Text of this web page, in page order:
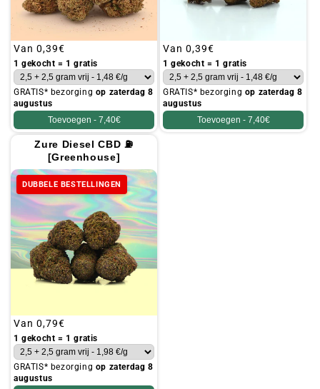
Gebruikelijke
prijs
Van 0,39€
1 gekocht = 1 gratis
GRATIS* bezorging op zaterdag 8
augustus
Toevoegen - 7,40€
Gebruikelijke
prijs
Van 0,39€
1 gekocht = 1 gratis
GRATIS* bezorging op zaterdag 8
augustus
Toevoegen - 7,40€
Zure Diesel CBD ⛽
[Greenhouse]
DUBBELE BESTELLINGEN
Gebruikelijke
prijs
Van 0,79€
1 gekocht = 1 gratis
GRATIS* bezorging op zaterdag 8
augustus